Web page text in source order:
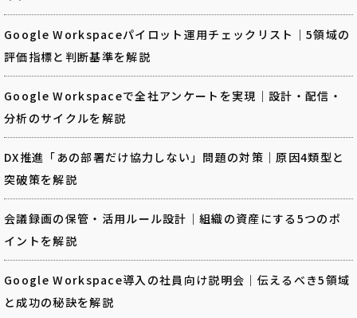
Google Workspaceパイロット運用チェックリスト｜5領域の
評価指標と判断基準を解説
Google Workspaceで全社アンケートを実現｜設計・配信・
分析のサイクルを解説
DX推進「あの部署だけ協力しない」問題の対策｜原因4類型と
突破策を解説
会議録画の保管・活用ルール設計｜組織の資産にする5つのポ
イントを解説
Google Workspace導入の社員向け説明会｜伝えるべき5領域
と成功の秘訣を解説